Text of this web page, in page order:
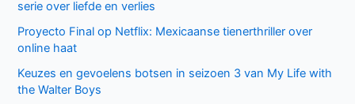
serie over liefde en verlies
Proyecto Final op Netflix: Mexicaanse tienerthriller over
online haat
Keuzes en gevoelens botsen in seizoen 3 van My Life with
the Walter Boys